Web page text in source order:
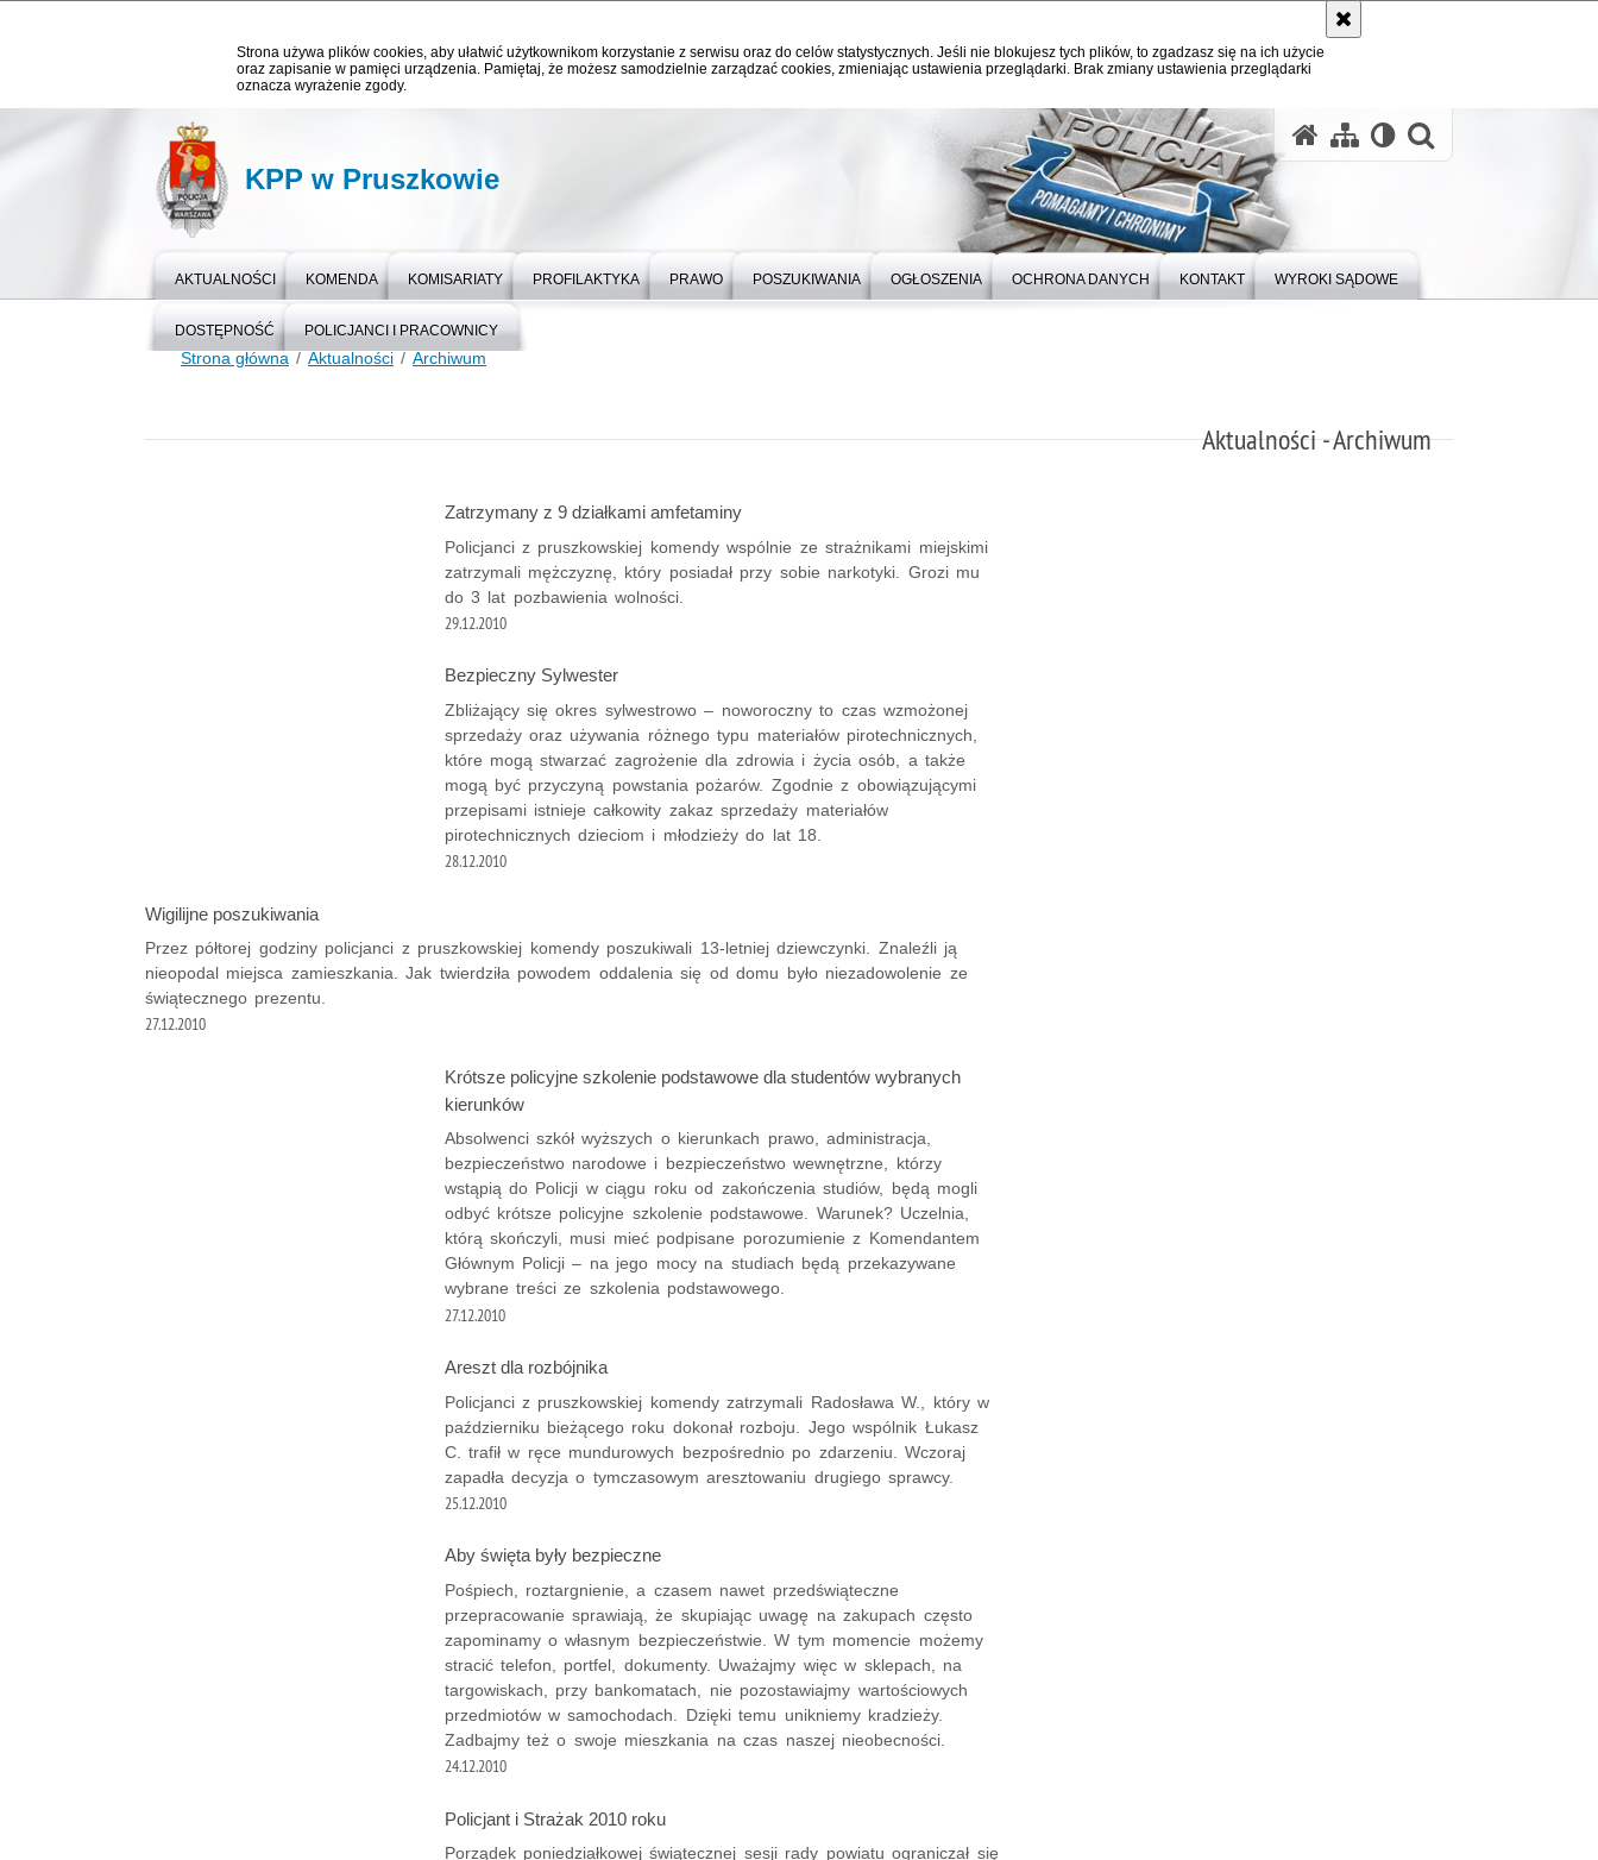
Strona używa plików cookies, aby ułatwić użytkownikom korzystanie z serwisu oraz do celów statystycznych. Jeśli nie blokujesz tych plików, to zgadzasz się na ich użycie
oraz zapisanie w pamięci urządzenia. Pamiętaj, że możesz samodzielnie zarządzać cookies, zmieniając ustawienia przeglądarki. Brak zmiany ustawienia przeglądarki
oznacza wyrażenie zgody.
KPP w Pruszkowie
AKTUALNOŚCI KOMENDA KOMISARIATY PROFILAKTYKA PRAWO POSZUKIWANIA OGŁOSZENIA OCHRONA DANYCH KONTAKT WYROKI SĄDOWE
DOSTĘPNOŚĆ POLICJANCI I PRACOWNICY
Strona główna Aktualności Archiwum
Aktualności - Archiwum
Zatrzymany z 9 działkami amfetaminy
Policjanci z pruszkowskiej komendy wspólnie ze strażnikami miejskimi
zatrzymali mężczyznę, który posiadał przy sobie narkotyki. Grozi mu
do 3 lat pozbawienia wolności.
29.12.2010
Bezpieczny Sylwester
Zbliżający się okres sylwestrowo – noworoczny to czas wzmożonej
sprzedaży oraz używania różnego typu materiałów pirotechnicznych,
które mogą stwarzać zagrożenie dla zdrowia i życia osób, a także
mogą być przyczyną powstania pożarów. Zgodnie z obowiązującymi
przepisami istnieje całkowity zakaz sprzedaży materiałów
pirotechnicznych dzieciom i młodzieży do lat 18.
28.12.2010
Wigilijne poszukiwania
Przez półtorej godziny policjanci z pruszkowskiej komendy poszukiwali 13-letniej dziewczynki. Znaleźli ją
nieopodal miejsca zamieszkania. Jak twierdziła powodem oddalenia się od domu było niezadowolenie ze
świątecznego prezentu.
27.12.2010
Krótsze policyjne szkolenie podstawowe dla studentów wybranych
kierunków
Absolwenci szkół wyższych o kierunkach prawo, administracja,
bezpieczeństwo narodowe i bezpieczeństwo wewnętrzne, którzy
wstąpią do Policji w ciągu roku od zakończenia studiów, będą mogli
odbyć krótsze policyjne szkolenie podstawowe. Warunek? Uczelnia,
którą skończyli, musi mieć podpisane porozumienie z Komendantem
Głównym Policji – na jego mocy na studiach będą przekazywane
wybrane treści ze szkolenia podstawowego.
27.12.2010
Areszt dla rozbójnika
Policjanci z pruszkowskiej komendy zatrzymali Radosława W., który w
październiku bieżącego roku dokonał rozboju. Jego wspólnik Łukasz
C. trafił w ręce mundurowych bezpośrednio po zdarzeniu. Wczoraj
zapadła decyzja o tymczasowym aresztowaniu drugiego sprawcy.
25.12.2010
Aby święta były bezpieczne
Pośpiech, roztargnienie, a czasem nawet przedświąteczne
przepracowanie sprawiają, że skupiając uwagę na zakupach często
zapominamy o własnym bezpieczeństwie. W tym momencie możemy
stracić telefon, portfel, dokumenty. Uważajmy więc w sklepach, na
targowiskach, przy bankomatach, nie pozostawiajmy wartościowych
przedmiotów w samochodach. Dzięki temu unikniemy kradzieży.
Zadbajmy też o swoje mieszkania na czas naszej nieobecności.
24.12.2010
Policjant i Strażak 2010 roku
Porządek poniedziałkowej świątecznej sesji rady powiatu ograniczał się